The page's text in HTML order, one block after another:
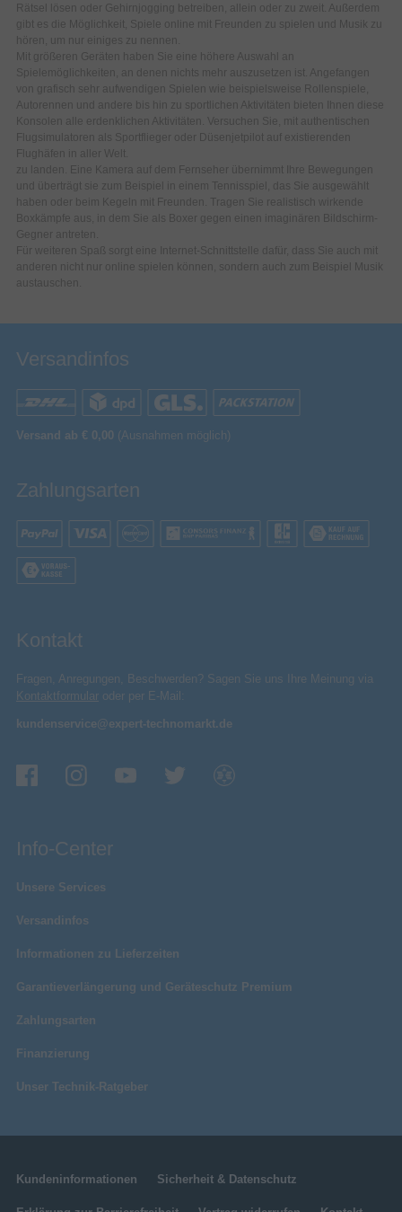
Rätsel lösen oder Gehirnjogging betreiben, allein oder zu zweit. Außerdem
gibt es die Möglichkeit, Spiele online mit Freunden zu spielen und Musik zu
hören, um nur einiges zu nennen.
Mit größeren Geräten haben Sie eine höhere Auswahl an
Spielemöglichkeiten, an denen nichts mehr auszusetzen ist. Angefangen
von grafisch sehr aufwendigen Spielen wie beispielsweise Rollenspiele,
Autorennen und andere bis hin zu sportlichen Aktivitäten bieten Ihnen diese
Konsolen alle erdenklichen Aktivitäten. Versuchen Sie, mit authentischen
Flugsimulatoren als Sportflieger oder Düsenjetpilot auf existierenden
Flughäfen in aller Welt.
zu landen. Eine Kamera auf dem Fernseher übernimmt Ihre Bewegungen
und überträgt sie zum Beispiel in einem Tennisspiel, das Sie ausgewählt
haben oder beim Kegeln mit Freunden. Tragen Sie realistisch wirkende
Boxkämpfe aus, in dem Sie als Boxer gegen einen imaginären Bildschirm-
Gegner antreten.
Für weiteren Spaß sorgt eine Internet-Schnittstelle dafür, dass Sie auch mit
anderen nicht nur online spielen können, sondern auch zum Beispiel Musik
austauschen.
Versandinfos
Versand ab € 0,00 (Ausnahmen möglich)
Zahlungsarten
Kontakt
Fragen, Anregungen, Beschwerden? Sagen Sie uns Ihre Meinung via
Kontaktformular oder per E-Mail:
kundenservice@expert-technomarkt.de
Info-Center
Unsere Services
Versandinfos
Informationen zu Lieferzeiten
Garantieverlängerung und Geräteschutz Premium
Zahlungsarten
Finanzierung
Unser Technik-Ratgeber
Kundeninformationen Sicherheit & Datenschutz